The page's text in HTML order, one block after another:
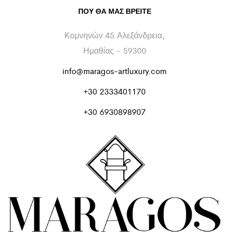
ΠΟΥ ΘΑ ΜΑΣ ΒΡΕΊΤΕ
Κομνηνών 45 Αλεξάνδρεια,
Ημαθίας - 59300
info@maragos-artluxury.com
+30 2333401170
+30 6930898907